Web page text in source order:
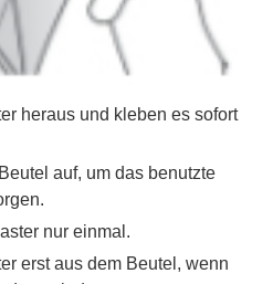
heraus und kleben es sofort
auf, um das benutzte
nur einmal.
erst aus dem Beutel, wenn